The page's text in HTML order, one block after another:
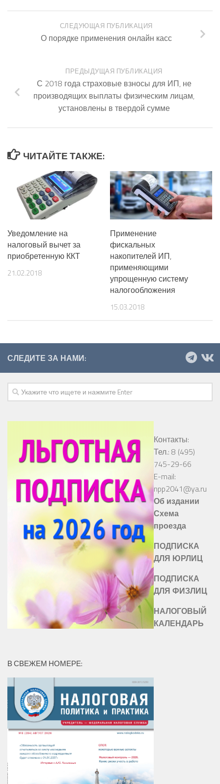
СЛЕДУЮЩАЯ ПУБЛИКАЦИЯ
О порядке применения онлайн касс
ПРЕДЫДУЩАЯ ПУБЛИКАЦИЯ
С 2018 года страховые взносы для ИП, не
производящих выплаты физическим лицам,
установлены в твердой сумме
ЧИТАЙТЕ ТАКЖЕ:
Уведомление на
налоговый вычет за
приобретенную ККТ
21.02.2018
Применение
фискальных
накопителей ИП,
применяющими
упрощенную систему
налогообложения
15.03.2018
СЛЕДИТЕ ЗА НАМИ:
Контакты:
Тел.: 8 (495)
745-29-66
E-mail:
npp2041@ya.ru
Об издании
Схема
проезда
ПОДПИСКА
ДЛЯ ЮРЛИЦ
ПОДПИСКА
ДЛЯ ФИЗЛИЦ
НАЛОГОВЫЙ
КАЛЕНДАРЬ
В СВЕЖЕМ НОМЕРЕ: